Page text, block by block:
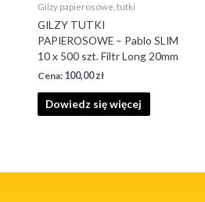
Gilzy papierosowe, tutki
GILZY TUTKI
PAPIEROSOWE – Pablo SLIM
10 x 500 szt. Filtr Long 20mm
100,00zł
Dowiedz się więcej